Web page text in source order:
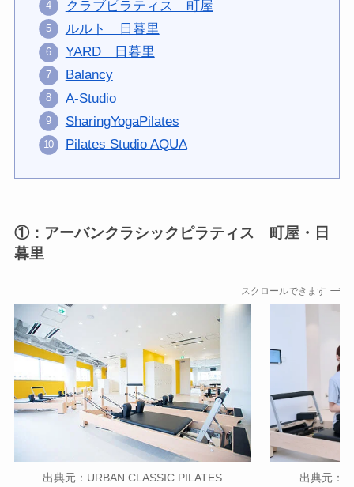
クラブピラティス 町屋
ルルト 日暮里
YARD 日暮里
Balancy
A-Studio
SharingYogaPilates
Pilates Studio AQUA
①：アーバンクラシックピラティス 町屋・日
暮里
スクロールできます
出典元：URBAN CLASSIC PILATES 出典元：